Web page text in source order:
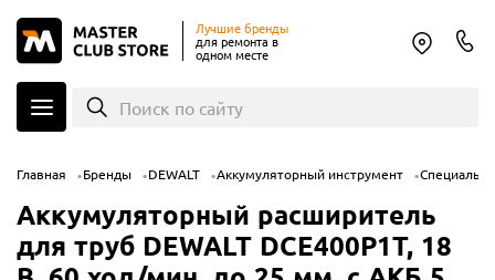
Лучшие бренды
для ремонта в
одном месте
Поиск по сайту
Главная Бренды DEWALT Аккумуляторный инструмент
Аккумуляторный расширитель
для труб DEWALT DCE400P1T, 18